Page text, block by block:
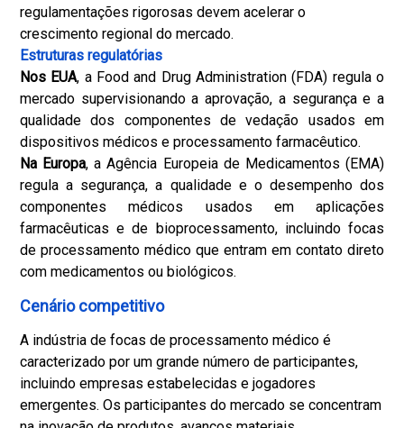
regulamentações rigorosas devem acelerar o
crescimento regional do mercado.
Estruturas regulatórias
Nos EUA, a Food and Drug Administration (FDA) regula o
mercado supervisionando a aprovação, a segurança e a
qualidade dos componentes de vedação usados em
dispositivos médicos e processamento farmacêutico.
Na Europa, a Agência Europeia de Medicamentos (EMA)
regula a segurança, a qualidade e o desempenho dos
componentes médicos usados em aplicações
farmacêuticas e de bioprocessamento, incluindo focas
de processamento médico que entram em contato direto
com medicamentos ou biológicos.
Cenário competitivo
A indústria de focas de processamento médico é
caracterizado por um grande número de participantes,
incluindo empresas estabelecidas e jogadores
emergentes. Os participantes do mercado se concentram